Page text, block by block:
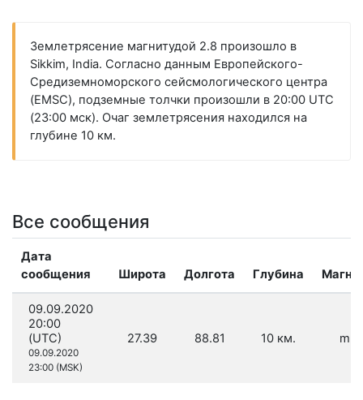
Землетрясение магнитудой 2.8 произошло в
Sikkim, India. Согласно данным Европейского-
Средиземноморского сейсмологического центра
(EMSC), подземные толчки произошли в 20:00 UTC
(23:00 мск). Очаг землетрясения находился на
глубине 10 км.
Все сообщения
Дата
сообщения
Широта Долгота Глубина
09.09.2020
20:00
(UTC)
09.09.2020
23:00 (MSK)
27.39 88.81 10 км. m